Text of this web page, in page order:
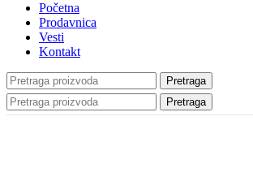
Početna
Prodavnica
Vesti
Kontakt
Pretraga
Pretraga